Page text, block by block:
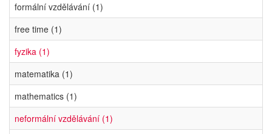
formální vzdělávání (1)
free time (1)
fyzika (1)
matematika (1)
mathematics (1)
neformální vzdělávání (1)